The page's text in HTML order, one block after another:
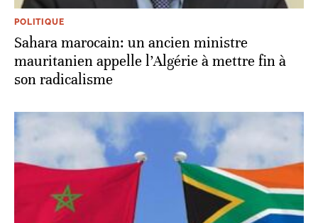
POLITIQUE
Sahara marocain: un ancien ministre
mauritanien appelle l’Algérie à mettre fin à
son radicalisme